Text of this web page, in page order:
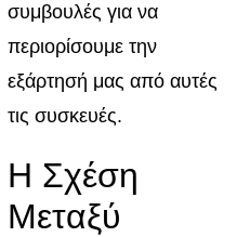
συμβουλές για να
περιορίσουμε την
εξάρτησή μας από αυτές
τις συσκευές.
Η Σχέση
Μεταξύ